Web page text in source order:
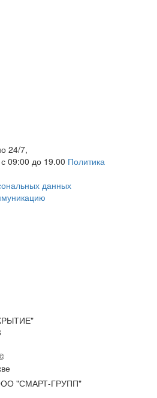
24/7,
09:00 до 19.00 Политика
данных
"СМАРТ-ГРУПП"